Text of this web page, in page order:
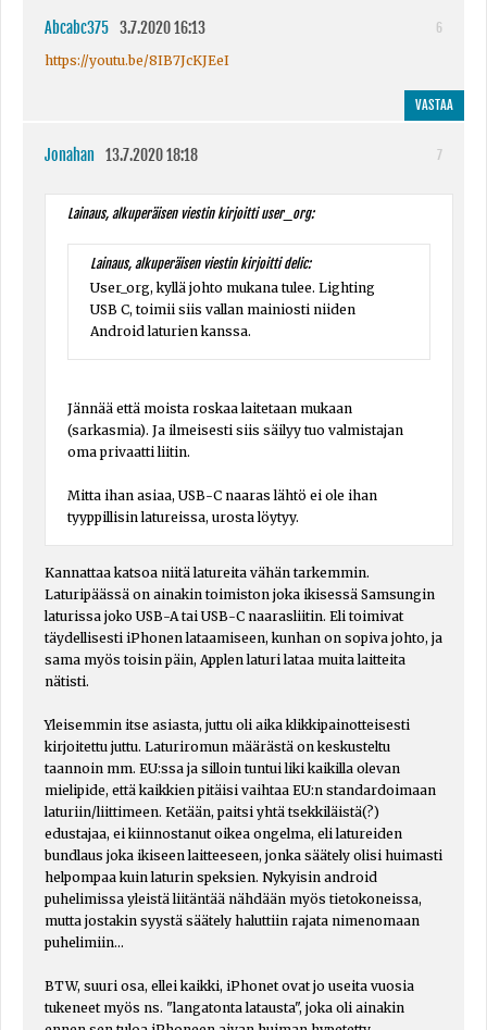
Abcabc375 3.7.2020 16:13
6
https://youtu.be/8IB7JcKJEeI
VASTAA
Jonahan 13.7.2020 18:18 7
Lainaus, alkuperäisen viestin kirjoitti user_org:
Lainaus, alkuperäisen viestin kirjoitti delic:
User_org, kyllä johto mukana tulee. Lighting
USB C, toimii siis vallan mainiosti niiden
Android laturien kanssa.
Jännää että moista roskaa laitetaan mukaan
(sarkasmia). Ja ilmeisesti siis säilyy tuo valmistajan
oma privaatti liitin.
Mitta ihan asiaa, USB-C naaras lähtö ei ole ihan
tyyppillisin latureissa, urosta löytyy.
Kannattaa katsoa niitä latureita vähän tarkemmin.
Laturipäässä on ainakin toimiston joka ikisessä Samsungin
laturissa joko USB-A tai USB-C naarasliitin. Eli toimivat
täydellisesti iPhonen lataamiseen, kunhan on sopiva johto, ja
sama myös toisin päin, Applen laturi lataa muita laitteita
nätisti.
Yleisemmin itse asiasta, juttu oli aika klikkipainotteisesti
kirjoitettu juttu. Laturiromun määrästä on keskusteltu
taannoin mm. EU:ssa ja silloin tuntui liki kaikilla olevan
mielipide, että kaikkien pitäisi vaihtaa EU:n standardoimaan
laturiin/liittimeen. Ketään, paitsi yhtä tsekkiläistä(?)
edustajaa, ei kiinnostanut oikea ongelma, eli latureiden
bundlaus joka ikiseen laitteeseen, jonka säätely olisi huimasti
helpompaa kuin laturin speksien. Nykyisin android
puhelimissa yleistä liitäntää nähdään myös tietokoneissa,
mutta jostakin syystä säätely haluttiin rajata nimenomaan
puhelimiin…
BTW, suuri osa, ellei kaikki, iPhonet ovat jo useita vuosia
tukeneet myös ns. "langatonta latausta", joka oli ainakin